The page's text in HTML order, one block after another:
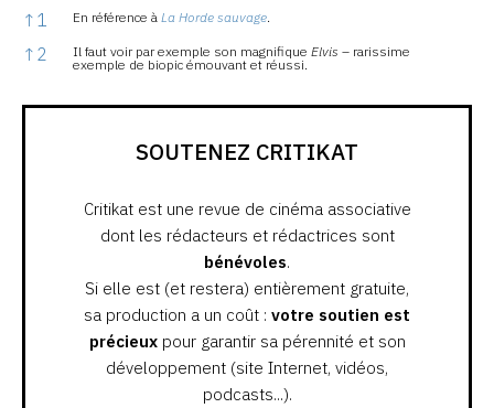
Notes
↑ 1 En référence à La Horde sauvage
↑ 2 Il faut voir par exemple son magnifique Elvis – rarissime
exemple de biopic émouvant et réussi.
SOUTENEZ CRITIKAT
Critikat est une revue de cinéma associative
dont les rédacteurs et rédactrices sont
bénévoles.
Si elle est (et restera) entièrement gratuite,
sa production a un coût : votre soutien est
précieuxpour garantir sa pérennité et son
développement (site Internet, vidéos,
podcasts...).